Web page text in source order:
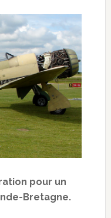
pour un
Bretagne.